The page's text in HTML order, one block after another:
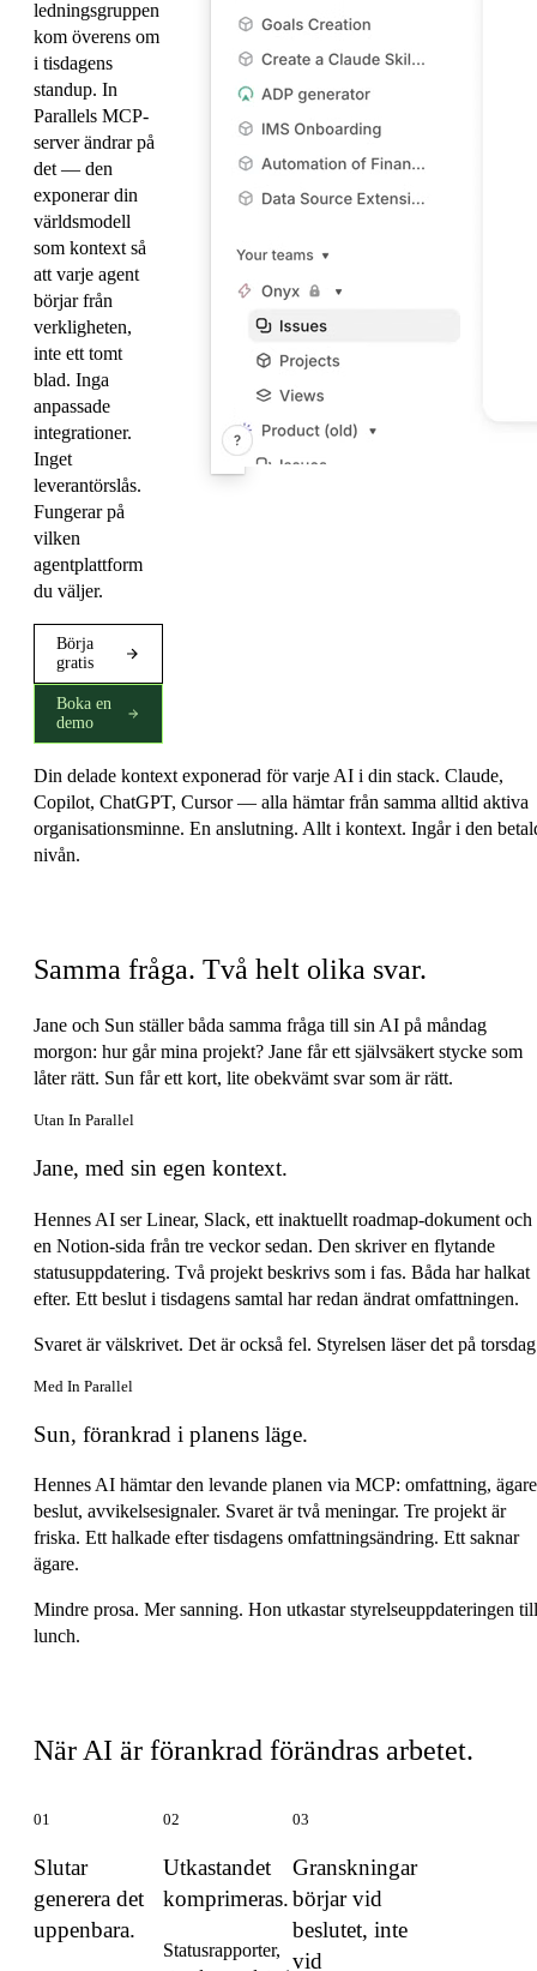
ledningsgruppen
kom överens om
i tisdagens
standup. In
Parallels MCP-
server ändrar på
det — den
exponerar din
världsmodell
som kontext så
att varje agent
börjar från
verkligheten,
inte ett tomt
blad. Inga
anpassade
integrationer.
Inget
leverantörslås.
Fungerar på
vilken
agentplattform
du väljer.
Börja
gratis
Boka en
demo
Din delade kontext exponerad för varje AI i din stack. Claude,
Copilot, ChatGPT, Cursor — alla hämtar från samma alltid aktiva
organisationsminne. En anslutning. Allt i kontext. Ingår i den
nivån.
Samma fråga. Två helt olika svar.
Jane och Sun ställer båda samma fråga till sin AI på måndag
morgon: hur går mina projekt? Jane får ett självsäkert stycke som
låter rätt. Sun får ett kort, lite obekvämt svar som är rätt.
Utan In Parallel
Jane, med sin egen kontext.
Hennes AI ser Linear, Slack, ett inaktuellt roadmap-dokument och
en Notion-sida från tre veckor sedan. Den skriver en flytande
statusuppdatering. Två projekt beskrivs som i fas. Båda har halkat
efter. Ett beslut i tisdagens samtal har redan ändrat omfattningen.
Svaret är välskrivet. Det är också fel. Styrelsen läser det på
Med In Parallel
Sun, förankrad i planens läge.
Hennes AI hämtar den levande planen via MCP: omfattning,
beslut, avvikelsesignaler. Svaret är två meningar. Tre projekt är
friska. Ett halkade efter tisdagens omfattningsändring. Ett saknar
ägare.
Mindre prosa. Mer sanning. Hon utkastar styrelseuppdateringen till
lunch.
När AI är förankrad förändras arbetet.
01
Slutar
generera det
uppenbara.
02
Utkastandet
komprimeras.
Statusrapporter,
03
Granskningar
börjar vid
beslutet, inte
vid